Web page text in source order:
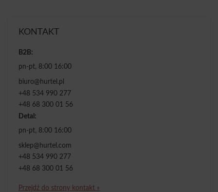
KONTAKT
B2B:
pn-pt, 8:00 16:00
biuro@hurtel.pl
+48 534 990 277
+48 68 300 01 56
Detal:
pn-pt, 8:00 16:00
sklep@hurtel.com
+48 534 990 277
+48 68 300 01 56
Przejdź do strony kontakt »